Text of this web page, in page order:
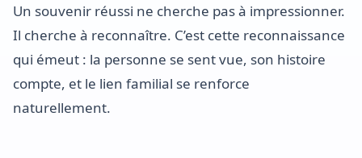
Un souvenir réussi ne cherche pas à impressionner.
Il cherche à reconnaître. C’est cette reconnaissance
qui émeut : la personne se sent vue, son histoire
compte, et le lien familial se renforce
naturellement.